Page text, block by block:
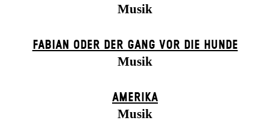
Musik
FABIAN ODER DER GANG VOR DIE HUNDE
Musik
AMERIKA
Musik